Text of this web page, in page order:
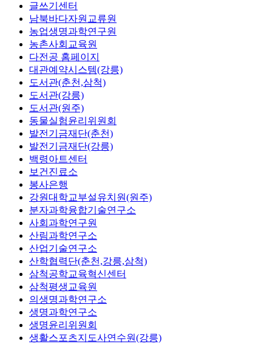
글쓰기센터
남북바다자원교류원
농업생명과학연구원
농촌사회교육원
다전공 홈페이지
대관예약시스템(강릉)
도서관(춘천,삼척)
도서관(강릉)
도서관(원주)
동물실험윤리위원회
발전기금재단(춘천)
발전기금재단(강릉)
백령아트센터
보건진료소
봉사은행
강원대학교부설유치원(원주)
분자과학융합기술연구소
사회과학연구원
산림과학연구소
산업기술연구소
산학협력단(춘천,강릉,삼척)
삼척공학교육혁신센터
삼척평생교육원
의생명과학연구소
생명과학연구소
생명윤리위원회
생활스포츠지도사연수원(강릉)